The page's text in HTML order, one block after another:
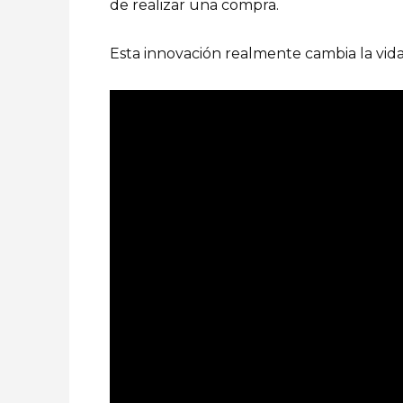
de realizar una compra.
Esta innovación realmente cambia la